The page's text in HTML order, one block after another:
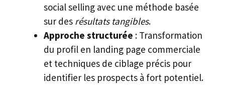
social selling avec une méthode basée
sur des résultats tangibles.
Approche structurée : Transformation
du profil en landing page commerciale
et techniques de ciblage précis pour
identifier les prospects à fort potentiel.